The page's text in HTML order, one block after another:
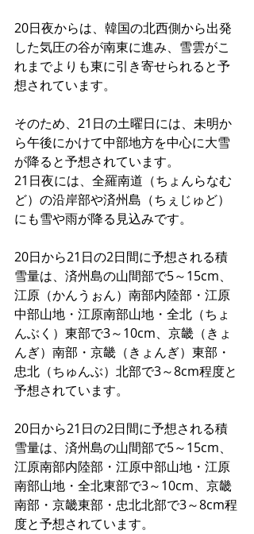
20日夜からは、韓国の北西側から出発
した気圧の谷が南東に進み、雪雲がこ
れまでよりも東に引き寄せられると予
想されています。
そのため、21日の土曜日には、未明か
ら午後にかけて中部地方を中心に大雪
が降ると予想されています。
21日夜には、全羅南道（ちょんらなむ
ど）の沿岸部や済州島（ちぇじゅど）
にも雪や雨が降る見込みです。
20日から21日の2日間に予想される積
雪量は、済州島の山間部で5～15cm、
江原（かんうぉん）南部内陸部・江原
中部山地・江原南部山地・全北（ちょ
んぶく）東部で3～10cm、京畿（きょ
んぎ）南部・京畿（きょんぎ）東部・
忠北（ちゅんぶ）北部で3～8cm程度と
予想されています。
20日から21日の2日間に予想される積
雪量は、済州島の山間部で5～15cm、
江原南部内陸部・江原中部山地・江原
南部山地・全北東部で3～10cm、京畿
南部・京畿東部・忠北北部で3～8cm程
度と予想されています。